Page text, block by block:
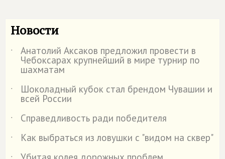
Новости
˙ Анатолий Аксаков предложил провести в
Чебоксарах крупнейший в мире турнир по
шахматам
˙
Шоколадный кубок стал брендом Чувашии и
всей России
˙
Справедливость ради победителя
˙
Как выбраться из ловушки с "видом на сквер"